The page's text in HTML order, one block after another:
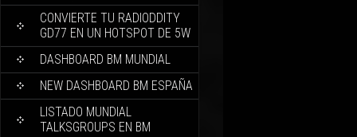
CONVIERTE TU RADIODDITY
GD77 EN UN HOTSPOT DE 5W
DASHBOARD BM MUNDIAL
NEW DASHBOARD BM ESPAÑA
LISTADO MUNDIAL
TALKSGROUPS EN BM